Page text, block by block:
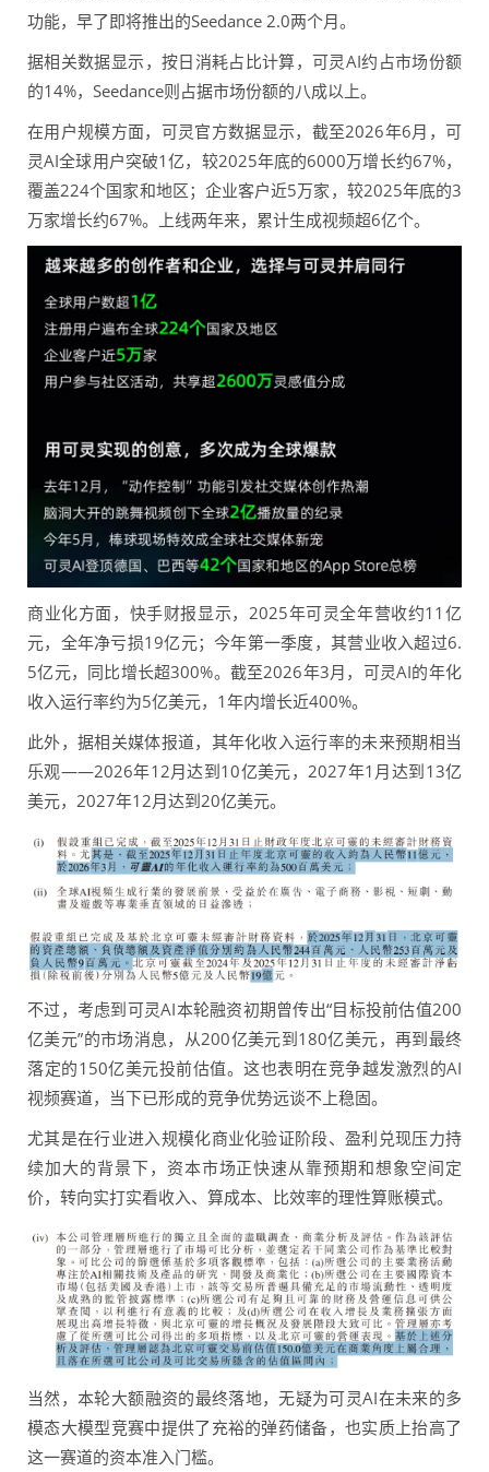
功能，早了即将推出的Seedance 2.0两个月。
据相关数据显示，按日消耗占比计算，可灵AI约占市场份额
的14%，Seedance则占据市场份额的八成以上。
在用户规模方面，可灵官方数据显示，截至2026年6月，可
灵AI全球用户突破1亿，较2025年底的6000万增长约67%，
覆盖224个国家和地区；企业客户近5万家，较2025年底的3
万家增长约67%。上线两年来，累计生成视频超6亿个。
商业化方面，快手财报显示，2025年可灵全年营收约11亿
元，全年净亏损19亿元；今年第一季度，其营业收入超过6.
5亿元，同比增长超300%。截至2026年3月，可灵AI的年化
收入运行率约为5亿美元，1年内增长近400%。
此外，据相关媒体报道，其年化收入运行率的未来预期相当
乐观——2026年12月达到10亿美元，2027年1月达到13亿
美元，2027年12月达到20亿美元。
不过，考虑到可灵AI本轮融资初期曾传出“目标投前估值200
亿美元”的市场消息，从200亿美元到180亿美元，再到最终
落定的150亿美元投前估值。这也表明在竞争越发激烈的AI
视频赛道，当下已形成的竞争优势远谈不上稳固。
尤其是在行业进入规模化商业化验证阶段、盈利兑现压力持
续加大的背景下，资本市场正快速从靠预期和想象空间定
价，转向实打实看收入、算成本、比效率的理性算账模式。
当然，本轮大额融资的最终落地，无疑为可灵AI在未来的多
模态大模型竞赛中提供了充裕的弹药储备，也实质上抬高了
这一赛道的资本准入门槛。